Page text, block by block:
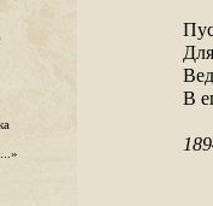
В